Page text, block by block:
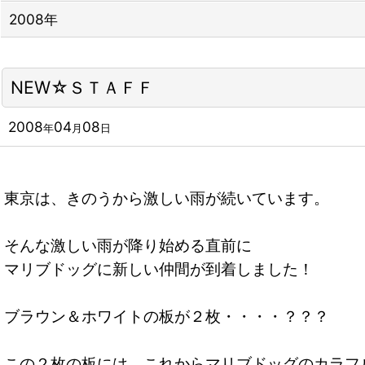
NEW☆ＳＴＡＦＦ
2008年04 月08日
東京は、きのうから激しい雨が続いています。
そんな激しい雨が降り始める直前に
マリブドッグに新しい仲間が到着しました！
ブラウン＆ホワイトの板が２枚・・・・？？？
2008年